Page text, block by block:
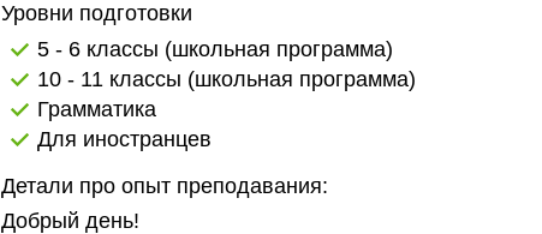
Уровни подготовки
5 - 6 классы (школьная программа)
10 - 11 классы (школьная программа)
Грамматика
Для иностранцев
Детали про опыт преподавания:
Добрый день!